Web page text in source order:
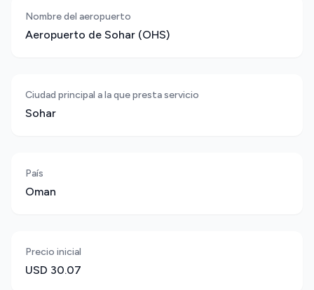
Nombre del aeropuerto
Aeropuerto de Sohar (OHS)
Ciudad principal a la que presta servicio
Sohar
País
Oman
Precio inicial
USD 30.07